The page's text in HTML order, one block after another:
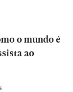
o mundo é
ao